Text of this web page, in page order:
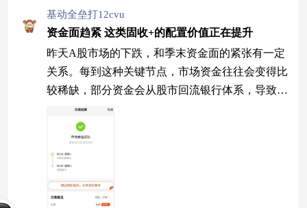
基动全垒打12cvu
资金面趋紧 这类固收+的配置价值正在提升
昨天A股市场的下跌，和季末资金面的紧张有一定
关系。每到这种关键节点，市场资金往往会变得比
较稀缺，部分资金会从股市回流银行体系，导致市
场流动性承压。这种资金层面的波动虽然通常是阶
段性的，但在当下这个敏感的点位，很容易被市场
放大解读，引发指数的调整。对于手里拿着大量权
益基金的投资者来说，这种调整确实挺磨人的。这
时候，其实可以考虑把一部分资金挪到固收+产品
里。它不像权益基金那样大起大落，也不像纯债那